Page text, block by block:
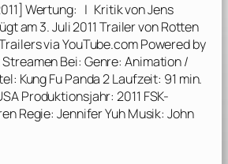
Wertung: | Kritik von Jens
am 3. Juli 2011 Trailer von Rotten
via YouTube.com Powered by
Bei: Genre: Animation /
Kung Fu Panda 2 Laufzeit: 91 min.
Produktionsjahr: 2011 FSK-
Regie: Jennifer Yuh Musik: John